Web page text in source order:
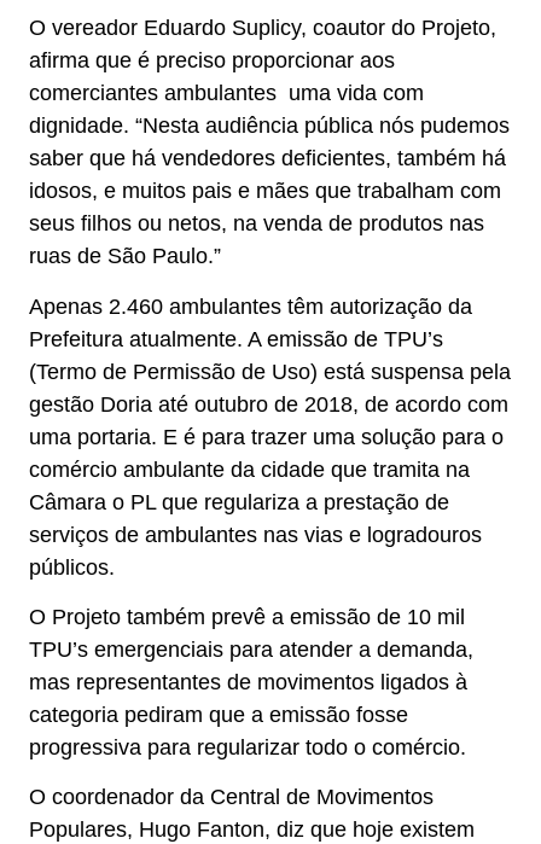
O vereador Eduardo Suplicy, coautor do Projeto,
afirma que é preciso proporcionar aos
comerciantes ambulantes uma vida com
dignidade. “Nesta audiência pública nós pudemos
saber que há vendedores deficientes, também há
idosos, e muitos pais e mães que trabalham com
seus filhos ou netos, na venda de produtos nas
ruas de São Paulo.”
Apenas 2.460 ambulantes têm autorização da
Prefeitura atualmente. A emissão de TPU’s
(Termo de Permissão de Uso) está suspensa pela
gestão Doria até outubro de 2018, de acordo com
uma portaria. E é para trazer uma solução para o
comércio ambulante da cidade que tramita na
Câmara o PL que regulariza a prestação de
serviços de ambulantes nas vias e logradouros
públicos.
O Projeto também prevê a emissão de 10 mil
TPU’s emergenciais para atender a demanda,
mas representantes de movimentos ligados à
categoria pediram que a emissão fosse
progressiva para regularizar todo o comércio.
O coordenador da Central de Movimentos
Populares, Hugo Fanton, diz que hoje existem